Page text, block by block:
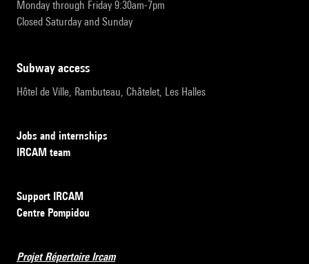
Monday through Friday 9:30am-7pm
Closed Saturday and Sunday
subway access
Hôtel de Ville, Rambuteau, Châtelet, Les Halles
Jobs and internships
IRCAM team
Support IRCAM
Centre Pompidou
Projet Répertoire Ircam